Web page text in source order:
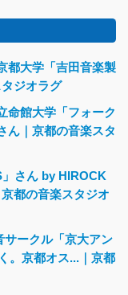
都大学「吉田音楽製
ジオラグ
命館大学「フォーク
ん｜京都の音楽スタ
さん by HIROCK
都の音楽スタジオ
サークル「京大アン
。京都オス...｜京都